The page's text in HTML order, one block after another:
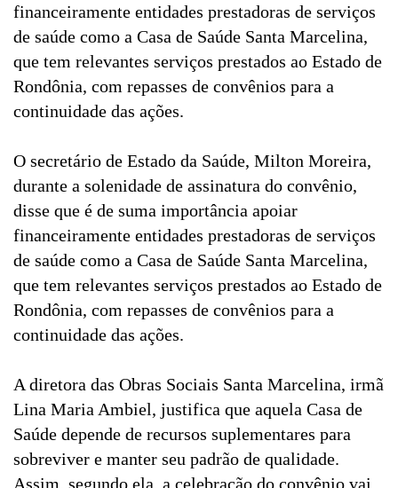
financeiramente entidades prestadoras de serviços
de saúde como a Casa de Saúde Santa Marcelina,
que tem relevantes serviços prestados ao Estado de
Rondônia, com repasses de convênios para a
continuidade das ações.
O secretário de Estado da Saúde, Milton Moreira,
durante a solenidade de assinatura do convênio,
disse que é de suma importância apoiar
financeiramente entidades prestadoras de serviços
de saúde como a Casa de Saúde Santa Marcelina,
que tem relevantes serviços prestados ao Estado de
Rondônia, com repasses de convênios para a
continuidade das ações.
A diretora das Obras Sociais Santa Marcelina, irmã
Lina Maria Ambiel, justifica que aquela Casa de
Saúde depende de recursos suplementares para
sobreviver e manter seu padrão de qualidade.
Assim, segundo ela, a celebração do convênio vai